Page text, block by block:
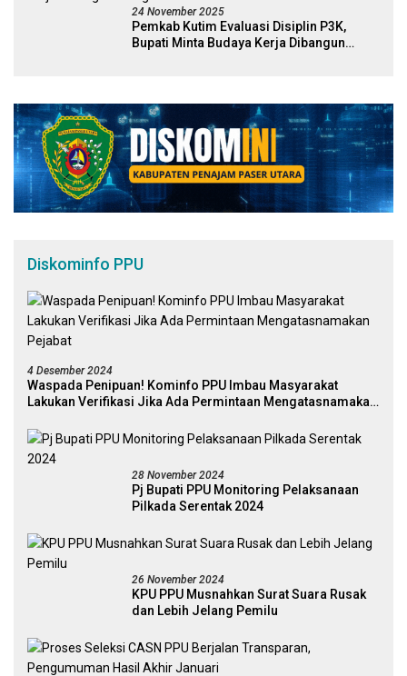
24 November 2025
Pemkab Kutim Evaluasi Disiplin P3K,
Bupati Minta Budaya Kerja Dibangun
Diskominfo PPU
4 Desember 2024
Waspada Penipuan! Kominfo PPU Imbau Masyarakat
Lakukan Verifikasi Jika Ada Permintaan Mengatasnamakan
28 November 2024
Pj Bupati PPU Monitoring Pelaksanaan
Pilkada Serentak 2024
26 November 2024
KPU PPU Musnahkan Surat Suara Rusak
dan Lebih Jelang Pemilu